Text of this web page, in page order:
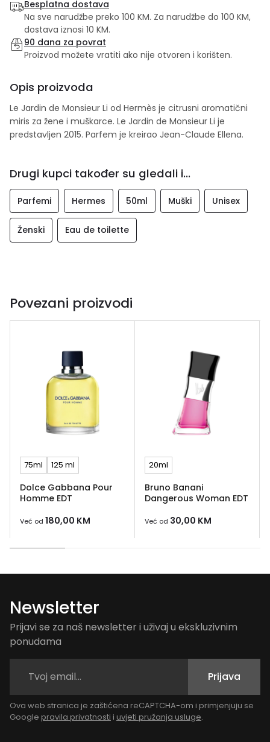
Besplatna dostava
Na sve narudžbe preko 100 KM. Za narudžbe do 100 KM,
dostava iznosi 10 KM.
90 dana za povrat
Proizvod možete vratiti ako nije otvoren i korišten.
Opis proizvoda
Le Jardin de Monsieur Li od Hermès je citrusni aromatični
miris za žene i muškarce. Le Jardin de Monsieur Li je
predstavljen 2015. Parfem je kreirao Jean-Claude Ellena.
Drugi kupci također su gledali i...
Parfemi Hermes 50ml Muški Unisex
Ženski Eau de toilette
Povezani proizvodi
75ml 125 ml
Dolce Gabbana Pour
Homme EDT
Već od 180,00 KM
20ml
Bruno Banani
Dangerous Woman EDT
Već od 30,00 KM
Newsletter
Prijavi se za naš newsletter i uživaj u ekskluzivnim
ponudama
Prijava
Ova web stranica je zaštićena reCAPTCHA-om i primjenjuju se
Google pravila privatnosti i uvjeti pružanja usluge.